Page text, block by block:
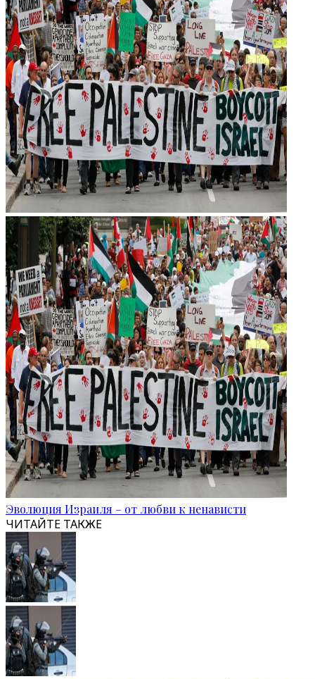
Эволюция Израиля – от любви к ненависти
ЧИТАЙТЕ ТАКЖЕ